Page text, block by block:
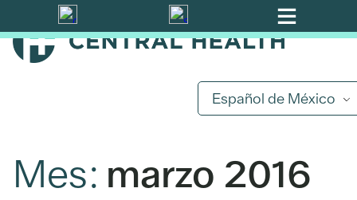
al
contenido
Español de México
Mes: marzo 2016